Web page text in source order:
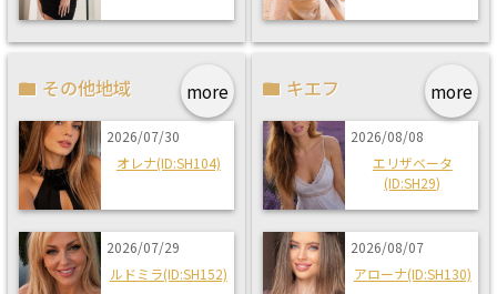
more
その他地域
2026/07/30
オレナ(ID:SH104)
2026/07/29
ルドミラ(ID:SH152)
more
キエフ
2026/08/08
エリザベータ
(ID:SH29)
2026/08/07
アローナ(ID:SH130)